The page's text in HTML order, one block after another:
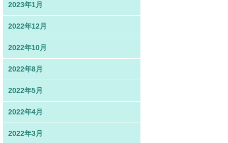
2023年1月
2022年12月
2022年10月
2022年8月
2022年5月
2022年4月
2022年3月